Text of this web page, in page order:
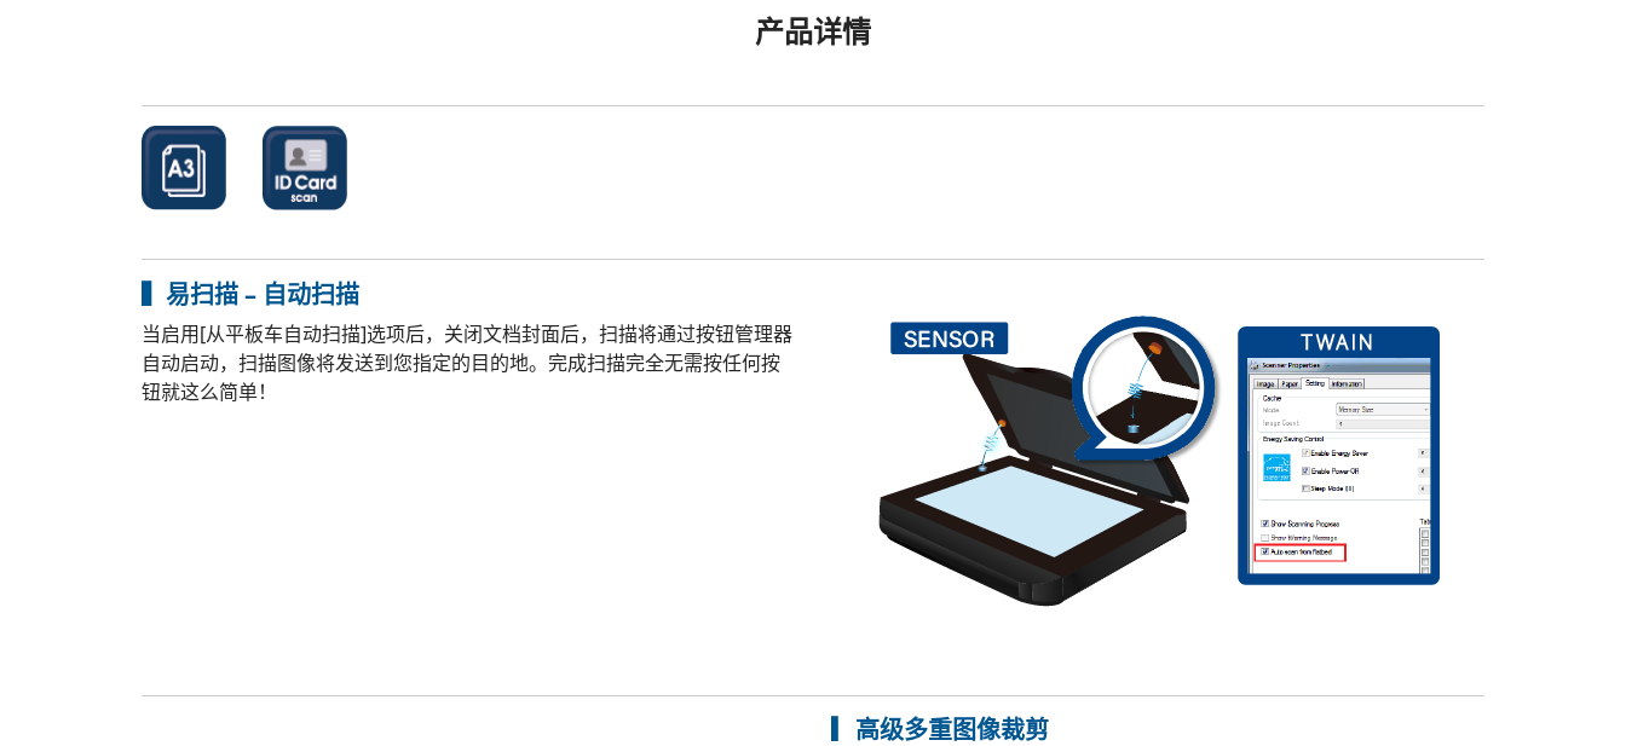
产品详情
▍易扫描 – 自动扫描
当启用[从平板车自动扫描]选项后，关闭文档封面后，扫描将通过按钮管理器
自动启动，扫描图像将发送到您指定的目的地。完成扫描完全无需按任何按
钮就这么简单！
▎高级多重图像裁剪